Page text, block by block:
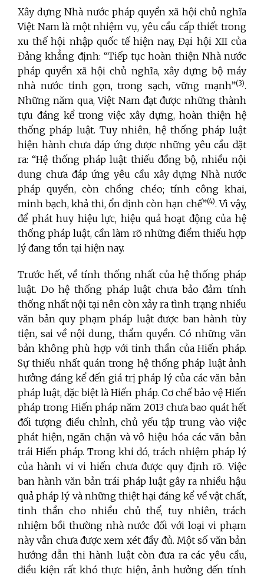
Xây dựng Nhà nước pháp quyền xã hội chủ nghĩa
Việt Nam là một nhiệm vụ, yêu cầu cấp thiết trong
xu thế hội nhập quốc tế hiện nay, Đại hội XII của
Đảng khẳng định: “Tiếp tục hoàn thiện Nhà nước
pháp quyền xã hội chủ nghĩa, xây dựng bộ máy
nhà nước tinh gọn, trong sạch, vững mạnh”(3).
Những năm qua, Việt Nam đạt được những thành
tựu đáng kể trong việc xây dựng, hoàn thiện hệ
thống pháp luật. Tuy nhiên, hệ thống pháp luật
hiện hành chưa đáp ứng được những yêu cầu đặt
ra: “Hệ thống pháp luật thiếu đồng bộ, nhiều nội
dung chưa đáp ứng yêu cầu xây dựng Nhà nước
pháp quyền, còn chồng chéo; tính công khai,
minh bạch, khả thi, ổn định còn hạn chế”(4). Vì vậy,
để phát huy hiệu lực, hiệu quả hoạt động của hệ
thống pháp luật, cần làm rõ những điểm thiếu hợp
lý đang tồn tại hiện nay.
Trước hết, về tính thống nhất của hệ thống pháp
luật. Do hệ thống pháp luật chưa bảo đảm tính
thống nhất nội tại nên còn xảy ra tình trạng nhiều
văn bản quy phạm pháp luật được ban hành tùy
tiện, sai về nội dung, thẩm quyền. Có những văn
bản không phù hợp với tinh thần của Hiến pháp.
Sự thiếu nhất quán trong hệ thống pháp luật ảnh
hưởng đáng kể đến giá trị pháp lý của các văn bản
pháp luật, đặc biệt là Hiến pháp. Cơ chế bảo vệ Hiến
pháp trong Hiến pháp năm 2013 chưa bao quát hết
đối tượng điều chỉnh, chủ yếu tập trung vào việc
phát hiện, ngăn chặn và vô hiệu hóa các văn bản
trái Hiến pháp. Trong khi đó, trách nhiệm pháp lý
của hành vi vi hiến chưa được quy định rõ. Việc
ban hành văn bản trái pháp luật gây ra nhiều hậu
quả pháp lý và những thiệt hại đáng kể về vật chất,
tinh thần cho nhiều chủ thể, tuy nhiên, trách
nhiệm bồi thường nhà nước đối với loại vi phạm
này vẫn chưa được xem xét đầy đủ. Một số văn bản
hướng dẫn thi hành luật còn đưa ra các yêu cầu,
điều kiện rất khó thực hiện, ảnh hưởng đến tính